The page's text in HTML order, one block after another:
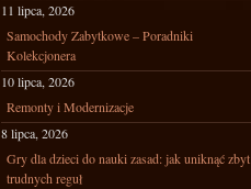
11 lipca, 2026
Samochody Zabytkowe – Poradniki
Kolekcjonera
10 lipca, 2026
Remonty i Modernizacje
8 lipca, 2026
Gry dla dzieci do nauki zasad: jak uniknąć zbyt
trudnych reguł